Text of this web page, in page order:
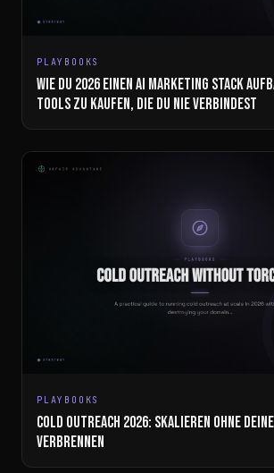
PLAYBOOKS
WIE DU 2026 EINEN AI MARKETING STACK
TOOLS ZU KAUFEN, DIE DU NIE VERBINDEST
PLAYBOOKS
COLD OUTREACH 2026: SKALIEREN OHNE
VERBRENNEN